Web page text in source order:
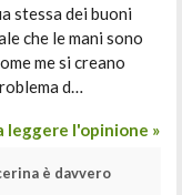
stessa dei buoni
che le mani sono
me si creano
d…
leggere l'opinione »
è davvero